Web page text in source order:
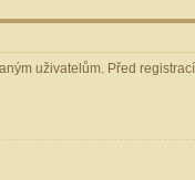
uživatelům. Před